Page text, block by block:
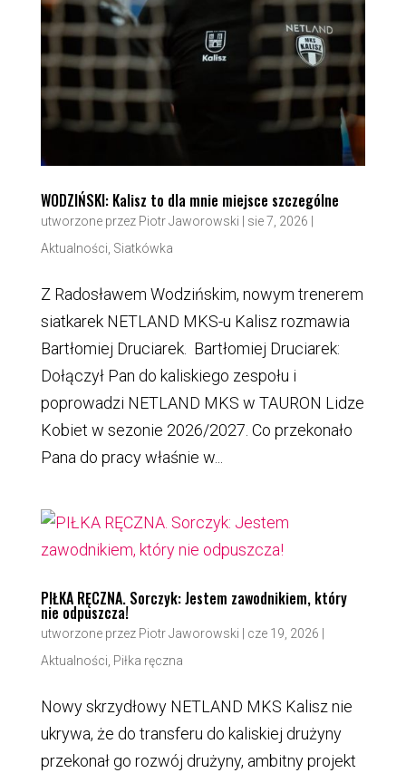
WODZIŃSKI: Kalisz to dla mnie miejsce szczególne
utworzone przez Piotr Jaworowski | sie 7, 2026 |
Aktualności Siatkówka
Z Radosławem Wodzińskim, nowym trenerem
siatkarek NETLAND MKS-u Kalisz rozmawia
Bartłomiej Druciarek. Bartłomiej Druciarek:
Dołączył Pan do kaliskiego zespołu i
poprowadzi NETLAND MKS w TAURON Lidze
Kobiet w sezonie 2026/2027. Co przekonało
Pana do pracy właśnie w...
PIŁKA RĘCZNA. Sorczyk: Jestem zawodnikiem, który
nie odpuszcza!
utworzone przez Piotr Jaworowski | cze 19, 2026 |
Aktualności Piłka ręczna
Nowy skrzydłowy NETLAND MKS Kalisz nie
ukrywa, że do transferu do kaliskiej drużyny
przekonał go rozwój drużyny, ambitny projekt